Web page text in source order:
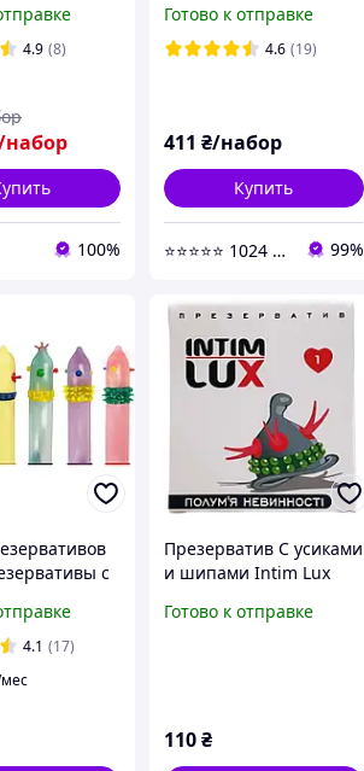
премиум
4.9 (8)
набор
100%
Готово к отправке
4.6 (19)
411 ₴/набор
Купить
⭐⭐⭐⭐⭐ 1024 - Быстрая отправка в день заказа 99%
с
с
4.1 (17)
Презерватив С усиками
и шипами Intim Lux
Готово к отправке
110₴